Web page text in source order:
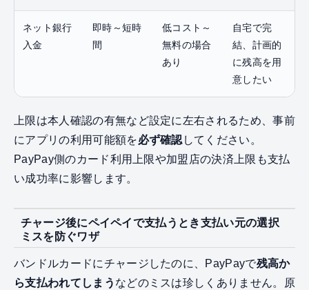
ネット銀行
入金
即時～短時
間
低コスト～
無料の場合
あり
自宅で完
結、計画的
に残高を用
意したい
上限は本人確認の有無など設定に左右されるため、事前
にアプリの利用可能額を必ず確認 してください。
PayPay側のカード利用上限や加盟店の決済上限も支払
い成功率に影響します。
チャージ後にペイペイで支払うとき支払い元の選択
ミスを防ぐワザ
バンドルカードにチャージしたのに、PayPayで残高か
ら支払われてしまう などのミスは珍しくありません。原